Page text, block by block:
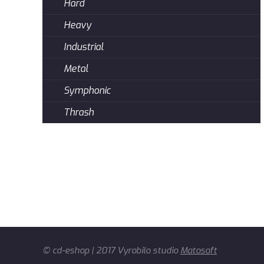
Hard
Heavy
Industrial
Metal
Symphonic
Thrash
© cd-eshop | 2017 Vyrobilo studio Matosoft